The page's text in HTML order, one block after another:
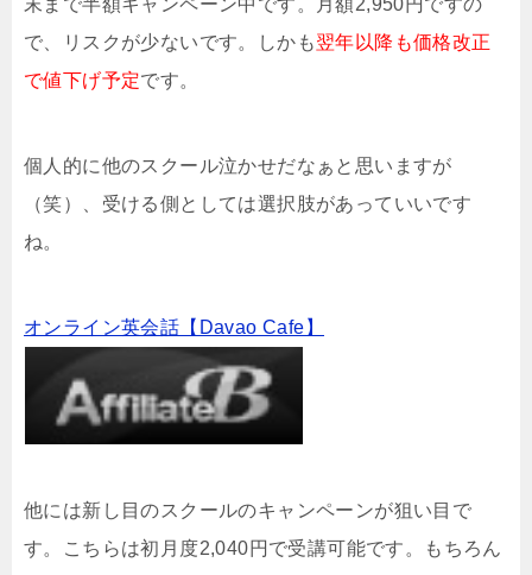
で、リスクが少ないです。しかも翌年以降も価格改正
で値下げ予定です。
個人的に他のスクール泣かせだなぁと思いますが
（笑）、受ける側としては選択肢があっていいです
ね。
オンライン英会話【Davao Cafe】
他には新し目のスクールのキャンペーンが狙い目で
す。こちらは初月度2,040円で受講可能です。もちろん